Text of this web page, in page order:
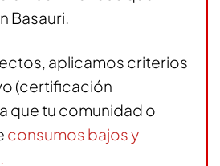
Basauri.
aplicamos criterios
(certificación
que tu comunidad o
consumos bajos y